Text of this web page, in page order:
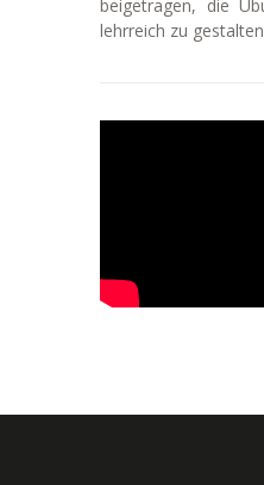
beigetragen, die
lehrreich zu